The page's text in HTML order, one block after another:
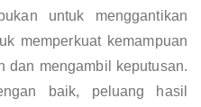
untuk menggantikan
memperkuat kemampuan
dan mengambil keputusan.
baik, peluang hasil